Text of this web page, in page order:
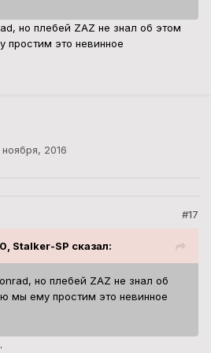
но плебей ZAZ не знал об этом
простим это невинное
ноября, 2016
#17
Stalker-SP сказал:
но плебей ZAZ не знал об
мы ему простим это невинное